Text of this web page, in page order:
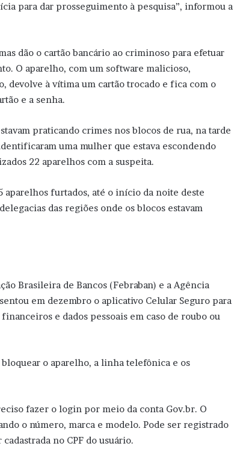
para dar prosseguimento à pesquisa”, informou a
dão o cartão bancário ao criminoso para efetuar
O aparelho, com um software malicioso,
devolve à vítima um cartão trocado e fica com o
e a senha.
praticando crimes nos blocos de rua, na tarde
uma mulher que estava escondendo
22 aparelhos com a suspeita.
aparelhos furtados, até o início da noite deste
das regiões onde os blocos estavam
Brasileira de Bancos (Febraban) e a Agência
em dezembro o aplicativo Celular Seguro para
e dados pessoais em caso de roubo ou
o aparelho, a linha telefônica e os
fazer o login por meio da conta Gov.br. O
o número, marca e modelo. Pode ser registrado
no CPF do usuário.